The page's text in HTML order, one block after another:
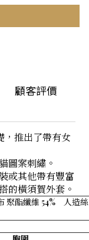
顧客評價
，推出了帶有女
圖案刺繡。
或其他帶有豐富
的橫須賀外套。
聚酯纖維 54% 人